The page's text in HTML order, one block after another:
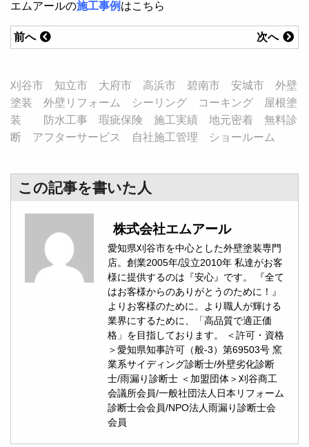
エムアールの施工事例 はこちら
次へ
前へ
刈谷市 知立市 大府市 高浜市 碧南市 安城市 外壁
塗装 外壁リフォーム シーリング コーキング 屋根塗
装 防水工事 瑕疵保険 施工実績 地元密着 無料診
断 アフターサービス 自社施工管理 ショールーム
この記事を書いた人
株式会社エムアール
愛知県刈谷市を中心とした外壁塗装専門
店。創業2005年/設立2010年 私達がお客
様に提供するのは『安心』です。 『全て
はお客様からのありがとうのために！』
よりお客様のために。より職人が輝ける
業界にするために、「高品質で適正価
格」を目指しております。 ＜許可・資格
＞愛知県知事許可（般-3）第69503号 窯
業系サイディング診断士/外壁劣化診断
士/雨漏り診断士 ＜加盟団体＞刈谷商工
会議所会員/一般社団法人日本リフォーム
診断士会会員/NPO法人雨漏り診断士会
会員